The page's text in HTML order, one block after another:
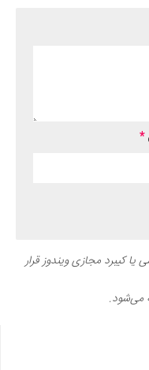
*
کیبرد مجازی ویندوز قرار
می‌شود.